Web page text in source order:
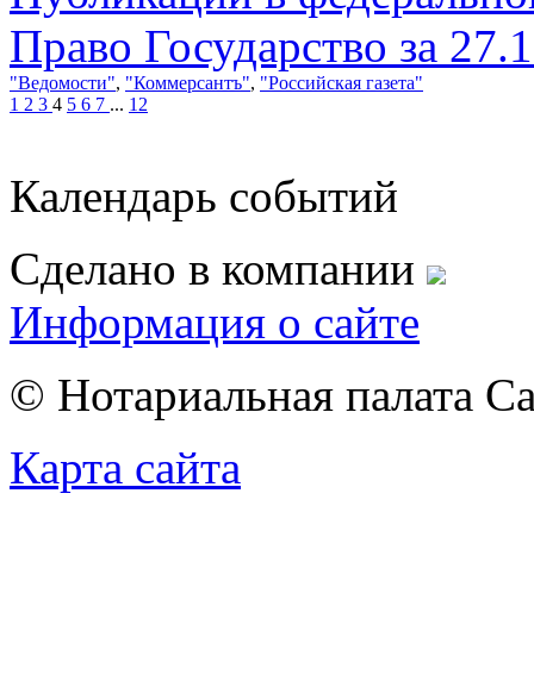
Право Государство за
"Ведомости", "Коммерсантъ", "Российская газета"
1 2 3 4 5 6 7 ... 12
Календарь событий
Сделано в компании
Информация о сайте
© Нотариальная палата
Карта сайта